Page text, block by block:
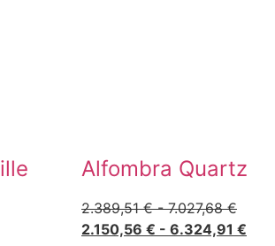
Alfombra Quartz
2.389,51€ - 7.027,68€
2.150,56 € - 6.324,91 €